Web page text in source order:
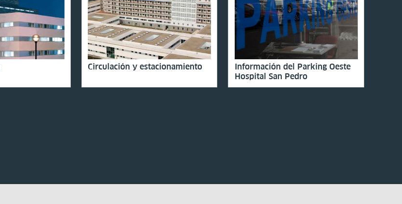
Circulación y estacionamiento
Información del Parking Oeste
Hospital San Pedro